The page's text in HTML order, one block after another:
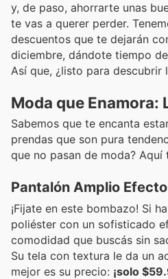
y, de paso, ahorrarte unas
te vas a querer perder.
descuentos que te dejarán
diciembre, dándote tiempo
Así que, ¿listo para
Moda que Enamora:
Sabemos que te encanta
prendas que son pura
que no pasan de moda?
Pantalón Amplio
¡Fijate en este bombazo! Si
poliéster con un sofisticado
comodidad que buscás sin
Su tela con textura le da un
mejor es su precio: ¡solo